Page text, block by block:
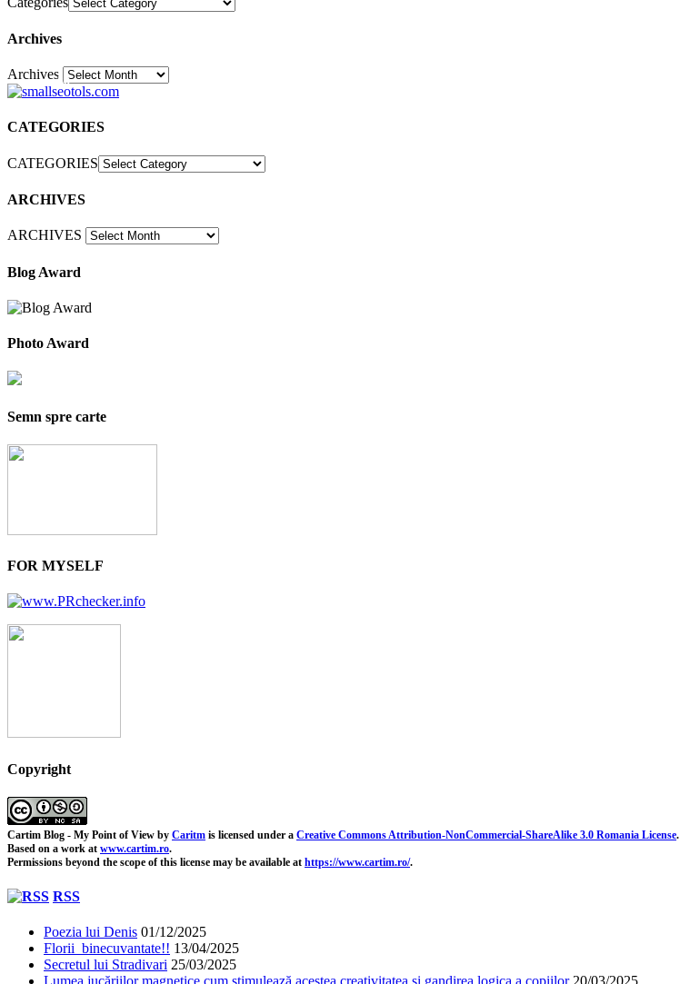
Archives
Archives30
CATEGORIES
CATEGORIES
ARCHIVES
ARCHIVES
Blog Award
Photo Award
Semn spre carte
FOR MYSELF
Copyright
Cartim Blog - My Point of View by Caritm is licensed under a Creative Commons Attribution-NonCommercial-ShareAlike 3.0 Romania License.
Based on a work at www.cartim.ro.
Permissions beyond the scope of this license may be available at https://www.cartim.ro/.
RSS
Poezia lui Denis 01/12/2025
Florii binecuvantate!! 13/04/2025
Secretul lui Stradivari 25/03/2025